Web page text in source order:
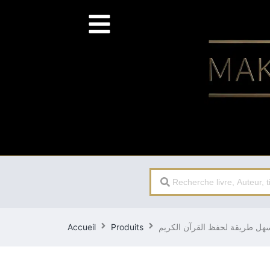
Search
Accueil Produits طريقة لحفظ القرآن الكريم